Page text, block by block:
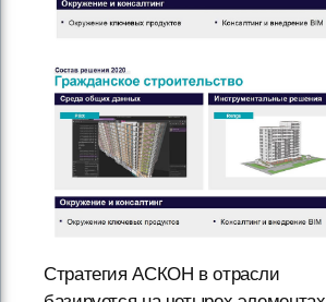
Стратегия АСКОН в отрасли